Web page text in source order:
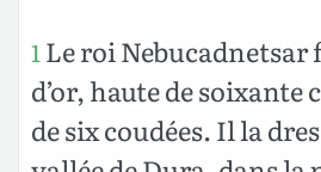
1 Le roi Nebucadnetsar
d’or, haute de soixante
de six coudées. Il la